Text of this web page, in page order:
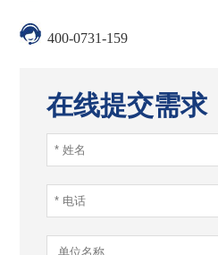
400-0731-159
在线提交需求